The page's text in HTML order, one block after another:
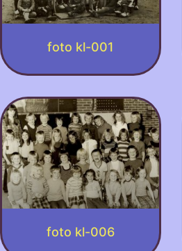
foto kl-001
foto kl-006